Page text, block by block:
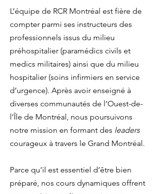
L’équipe de RCR Montréal est fière de
compter parmi ses instructeurs des
professionnels issus du milieu
préhospitalier (paramédics civils et
medics militaires) ainsi que du milieu
hospitalier (soins infirmiers en service
d’urgence). Après avoir enseigné à
diverses communautés de l’Ouest-de-
l’Île de Montréal, nous poursuivons
notre mission en formant des leaders
courageux à travers le Grand Montréal.
Parce qu’il est essentiel d’être bien
préparé, nos cours dynamiques offrent